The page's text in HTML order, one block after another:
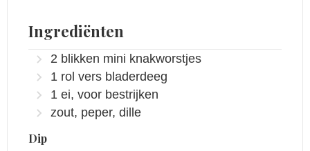
Ingrediënten
2 blikken mini knakworstjes
1 rol vers bladerdeeg
1 ei, voor bestrijken
zout, peper, dille
Dip